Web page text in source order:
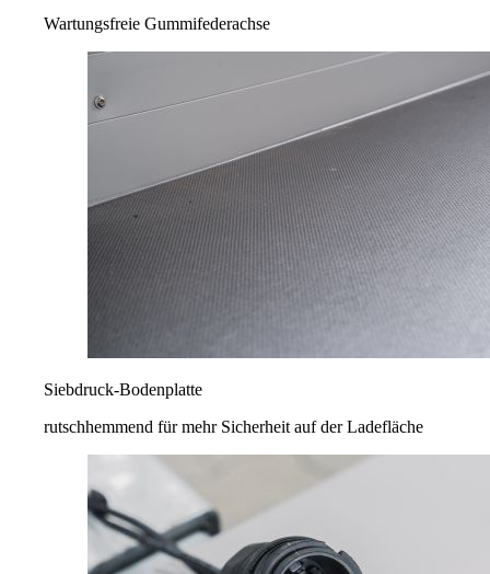
Wartungsfreie Gummifederachse
Siebdruck-Bodenplatte
rutschhemmend für mehr Sicherheit auf der Ladefläche